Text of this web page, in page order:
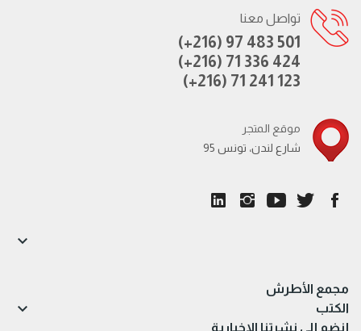
تواصل معنا
(+216) 97 483 501
(+216) 71 336 424
(+216) 71 241 123
موقع المتجر
95 شارع لندن، تونس
مجمع الأطرش

الكتب 
إنضم إلى نشرتنا الاخبارية